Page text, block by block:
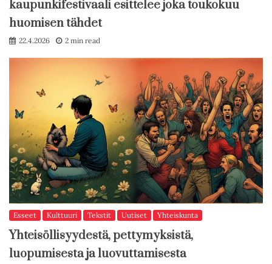
kaupunkifestivaali esittelee joka toukokuu
huomisen tähdet
22.4.2026 2 min read
Esseet Kulttuuri Tekstit Uutiset Yhteiskunta
Yhteisöllisyydestä, pettymyksistä,
luopumisesta ja luovuttamisesta